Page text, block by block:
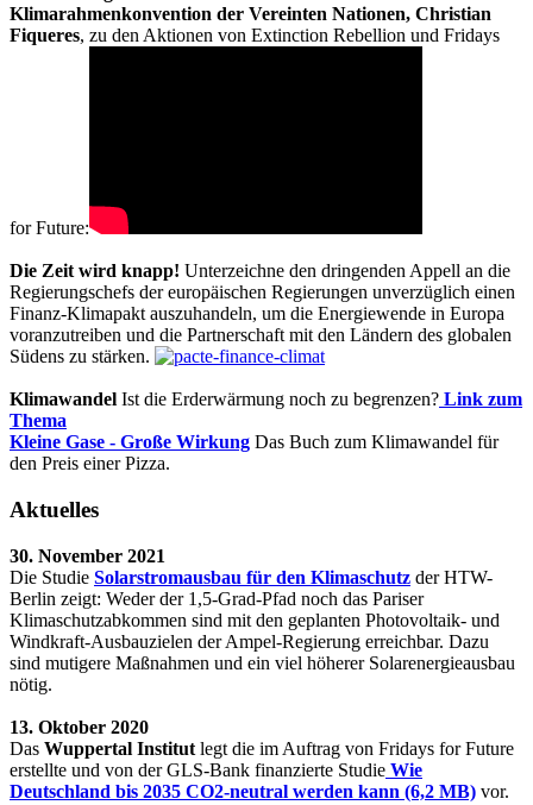
Klimarahmenkonvention der Vereinten Nationen, Christian
Fiqueres, zu den Aktionen von Extinction Rebellion und Fridays
for Future:
Die Zeit wird knapp! Unterzeichne den dringenden Appell an die
Regierungschefs der europäischen Regierungen unverzüglich einen
Finanz-Klimapakt auszuhandeln, um die Energiewende in Europa
voranzutreiben und die Partnerschaft mit den Ländern des globalen
Südens zu stärken.
Klimawandel Ist die Erderwärmung noch zu begrenzen? Link zum
Thema
Kleine Gase - Große Wirkung Das Buch zum Klimawandel für
den Preis einer Pizza.
Aktuelles
30. November 2021
Die Studie Solarstromausbau für den Klimaschutz der HTW-
Berlin zeigt: Weder der 1,5-Grad-Pfad noch das Pariser
Klimaschutzabkommen sind mit den geplanten Photovoltaik- und
Windkraft-Ausbauzielen der Ampel-Regierung erreichbar. Dazu
sind mutigere Maßnahmen und ein viel höherer Solarenergieausbau
nötig.
13. Oktober 2020
Das Wuppertal Institut legt die im Auftrag von Fridays for Future
erstellte und von der GLS-Bank finanzierte Studie Wie
Deutschland bis 2035 CO2-neutral werden kann (6,2 MB) vor.